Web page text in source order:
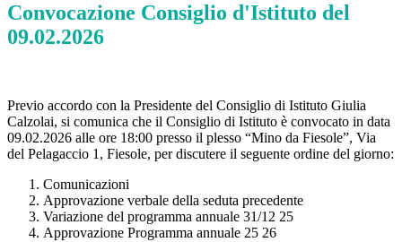
Convocazione Consiglio d'Istituto del
09.02.2026
Previo accordo con la Presidente del Consiglio di Istituto Giulia
Calzolai, si comunica che il Consiglio di Istituto è convocato in data
09.02.2026 alle ore 18:00 presso il plesso “Mino da Fiesole”, Via
del Pelagaccio 1, Fiesole, per discutere il seguente ordine del giorno:
Comunicazioni
Approvazione verbale della seduta precedente
Variazione del programma annuale 31/12 25
Approvazione Programma annuale 25 26